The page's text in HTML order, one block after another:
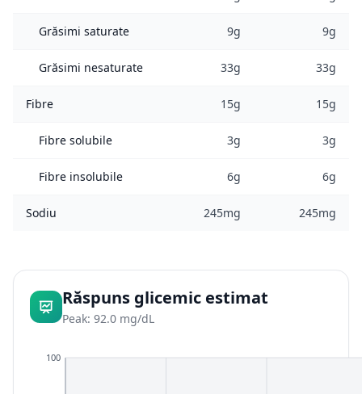
Grăsimi saturate 9g 9g
Grăsimi nesaturate 33g 33g
Fibre 15g 15g
Fibre solubile 3g 3g
Fibre insolubile 6g 6g
Sodiu 245mg 245mg
Răspuns glicemic estimat
Peak: 92.0 mg/dL
100